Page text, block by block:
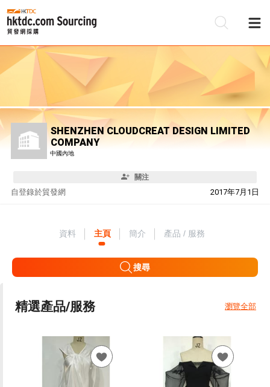
SHENZHEN CLOUDCREAT DESIGN LIMITED
COMPANY
中國內地
關注
自 2017年7月1日
登錄於貿發網
資料 主頁 簡介 產品 / 服務
搜尋
精選產品/服務 瀏覽全部